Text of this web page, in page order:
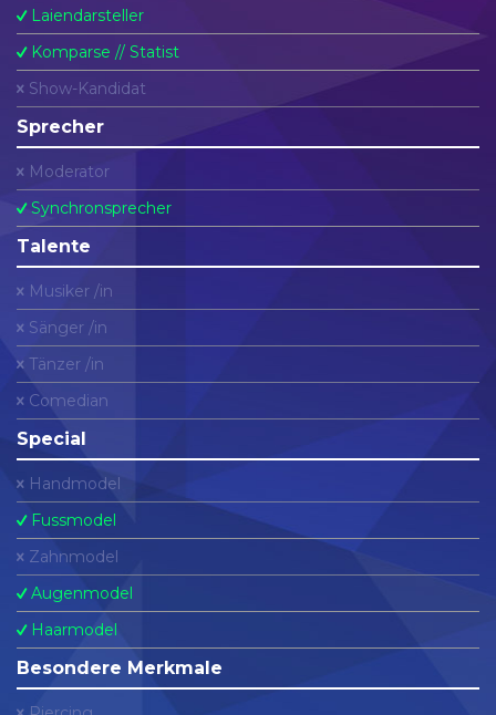
Laiendarsteller
Komparse // Statist
Show-Kandidat
Sprecher
Moderator
Synchronsprecher
Talente
Musiker /in
Sänger /in
Tänzer /in
Comedian
Special
Handmodel
Fussmodel
Zahnmodel
Augenmodel
Haarmodel
Besondere Merkmale